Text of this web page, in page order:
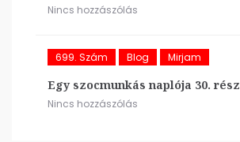
Nincs hozzászólás
699. Szám Blog Mirjam
Egy szocmunkás naplója 30. rész
Nincs hozzászólás